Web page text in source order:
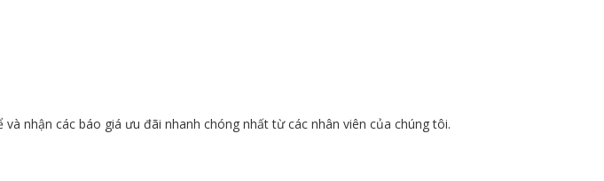
nhận các báo giá ưu đãi nhanh chóng nhất từ các nhân viên của chúng tôi.